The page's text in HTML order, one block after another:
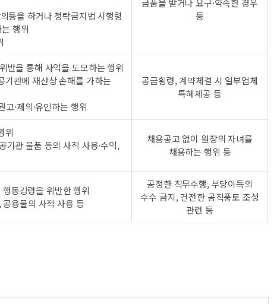
등을 하거나 청탁금지법 시행령
행위
금품을 받거나 요구·약속한 경우
등
반을 통해 사익을 도모하는 행위
기관에 재산상 손해를 가하는
·제의·유인하는 행위
공금횡령, 계약체결 시 일부업체
특혜제공 등
위
관 물품 등의 사적 사용·수익,
채용공고 없이 원장의 자녀를
채용하는 행위 등
동강령을 위반한 행위
용물의 사적 사용 등
공정한 직무수행, 부당이득의
수수 금지, 건전한 공칙풍토 조성
관련 등